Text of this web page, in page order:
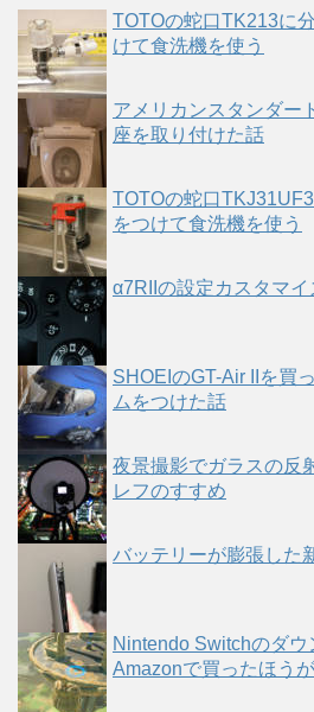
TOTOの蛇口TK213に
けて食洗機を使う
アメリカンスタンダー
座を取り付けた話
TOTOの蛇口
をつけて食洗機を使う
α7RIIの設定カスタマ
SHOEIのGT-Air IIを買
ムをつけた話
夜景撮影でガラスの反
レフのすすめ
バッテリーが膨張した
Nintendo Switchのダ
Amazonで買ったほう